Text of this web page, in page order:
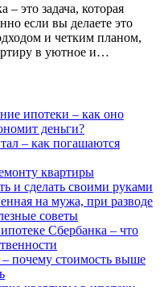
это задача, которая
если вы делаете это
и четким планом,
в уютное и…
ипотеки – как оно
деньги?
– как погашаются
квартиры
и сделать своими руками
на мужа, при разводе
советы
Сбербанка – что
почему стоимость выше